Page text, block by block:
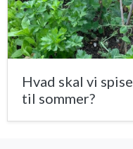
Hvad skal vi spise
til sommer?